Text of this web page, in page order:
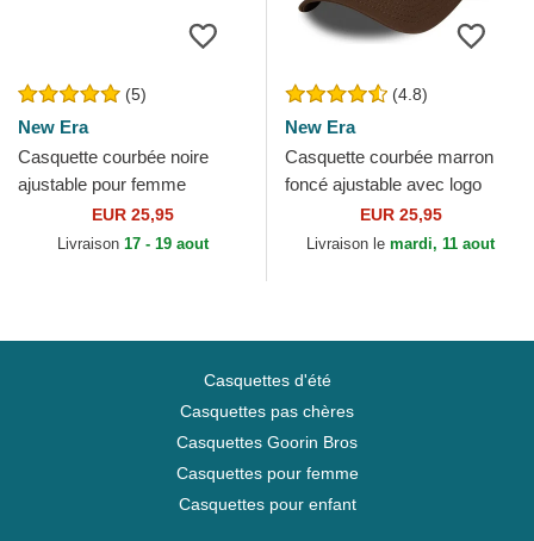
(5)
New Era
Casquette courbée noire
ajustable pour femme
9FORTY Mini Logo New
York Yankees MLB New Era
EUR 25,95
Livraison 17 - 19 aout
(4.8)
New Era
Casquette courbée marron
foncé ajustable avec logo
marron foncé pour femme
9FORTY League...
EUR 25,95
Livraison le mardi, 11 aout
Casquettes d'été
Casquettes pas chères
Casquettes Goorin Bros
Casquettes pour femme
Casquettes pour enfant